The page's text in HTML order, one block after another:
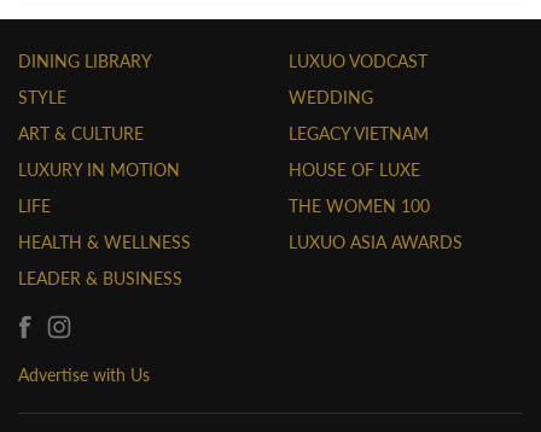
DINING LIBRARY
STYLE
ART & CULTURE
LUXURY IN MOTION
LIFE
HEALTH & WELLNESS
LEADER & BUSINESS
LUXUO VODCAST
WEDDING
LEGACY VIETNAM
HOUSE OF LUXE
THE WOMEN 100
LUXUO ASIA AWARDS
Advertise with Us